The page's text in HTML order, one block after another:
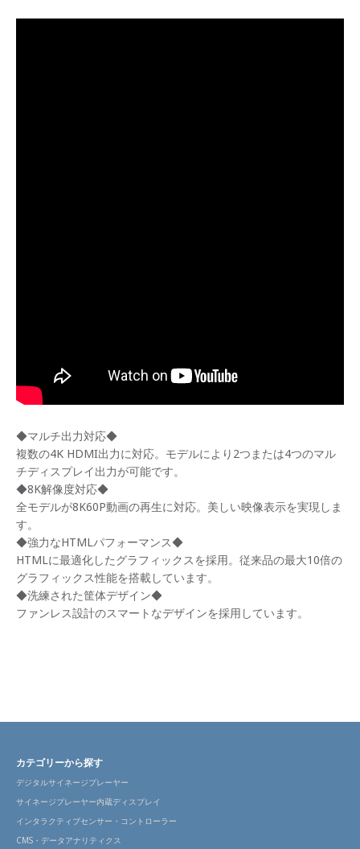
◆マルチ出力対応◆
複数の4K HDMI出力に対応。モデルにより2つまたは4つのマル
チディスプレイ出力が可能です。
◆8K解像度対応◆
全モデルが8K60P動画の再生に対応。美しい映像表示を実現しま
す。
◆強力なHTMLパフォーマンス◆
HTMLに最適化したグラフィックスを採用。従来品の最大10倍の
グラフィックス性能を搭載しています。
◆洗練された筐体デザイン◆
ファンレス設計のスマートなデザインを採用しています。
カテゴリーから探す
デジタルサイネージプレーヤー
サイネージプレーヤー内蔵ディスプレイ
インタラクティブセンサー・コントローラー
CMS・データアナリティクス